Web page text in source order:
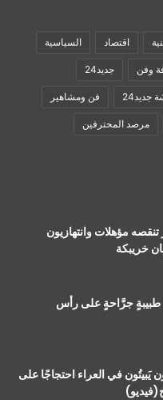
اقتصاد السياسية
وفن جديد24
جديد24 فن ومشاهير
مرصد المحترفين
مؤهلات وانتهازيون
خريبكة
جرَّاحةٍ على رأس
في العراء احتجاجًا على